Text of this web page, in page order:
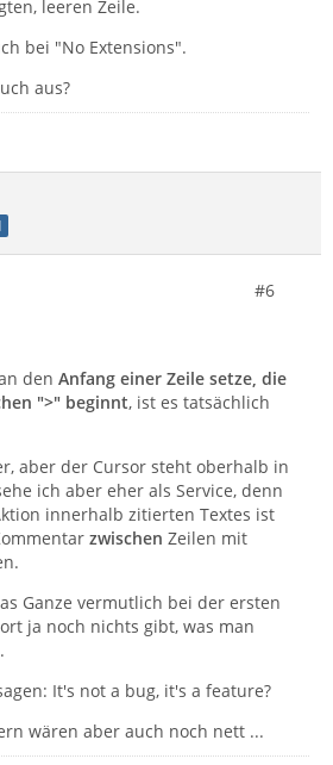
leeren Zeile.
bei "No Extensions".
aus?
#6
den Anfang einer Zeile setze, die
">" beginnt, ist es tatsächlich
aber der Cursor steht oberhalb in
ich aber eher als Service, denn
innerhalb zitierten Textes ist
zwischen Zeilen mit
Ganze vermutlich bei der ersten
ja noch nichts gibt, was man
It's not a bug, it's a feature?
wären aber auch noch nett ...